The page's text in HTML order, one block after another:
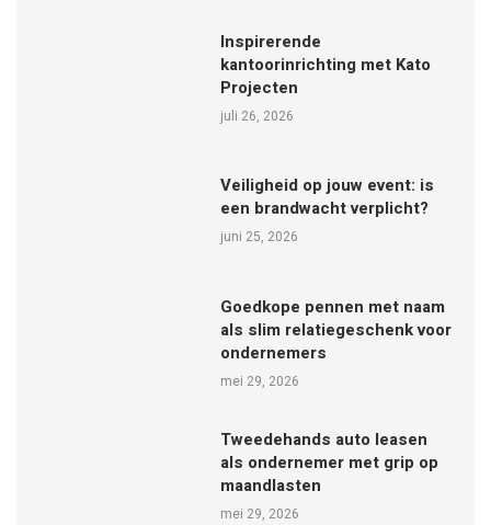
Inspirerende
kantoorinrichting met Kato
Projecten
juli 26, 2026
Veiligheid op jouw event: is
een brandwacht verplicht?
juni 25, 2026
Goedkope pennen met naam
als slim relatiegeschenk voor
ondernemers
mei 29, 2026
Tweedehands auto leasen
als ondernemer met grip op
maandlasten
mei 29, 2026